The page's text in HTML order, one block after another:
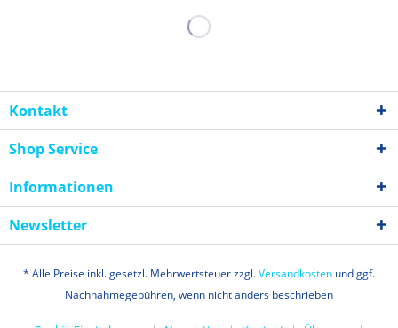
Kontakt
Shop Service
Informationen
Newsletter
* Alle Preise inkl. gesetzl. Mehrwertsteuer zzgl.Versandkosten und ggf.
Nachnahmegebühren, wenn nicht anders beschrieben